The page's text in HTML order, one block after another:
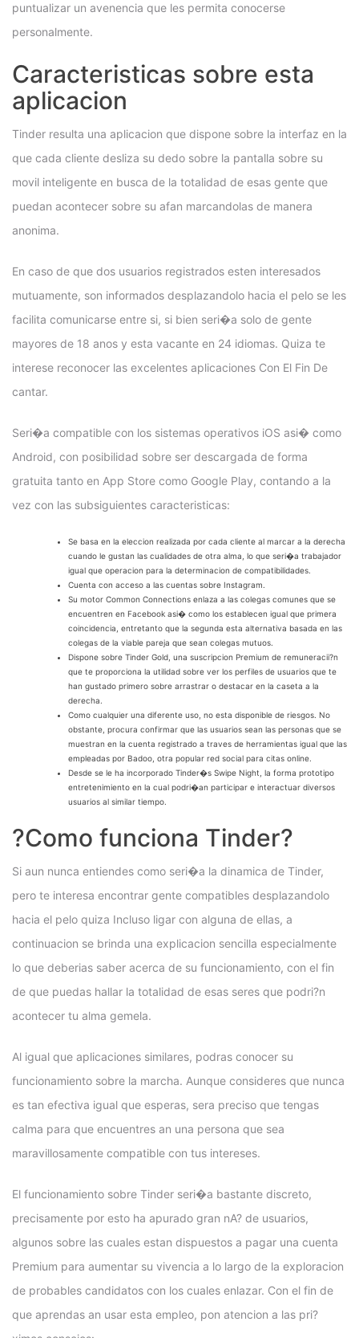
puntualizar un avenencia que les permita conocerse
personalmente.
Caracteristicas sobre esta
aplicacion
Tinder resulta una aplicacion que dispone sobre la interfaz en la
que cada cliente desliza su dedo sobre la pantalla sobre su
movil inteligente en busca de la totalidad de esas gente que
puedan acontecer sobre su afan marcandolas de manera
anonima.
En caso de que dos usuarios registrados esten interesados
mutuamente, son informados desplazandolo hacia el pelo se les
facilita comunicarse entre si, si bien seri�a solo de gente
mayores de 18 anos y esta vacante en 24 idiomas. Quiza te
interese reconocer las excelentes aplicaciones Con El Fin De
cantar.
Seri�a compatible con los sistemas operativos iOS asi� como
Android, con posibilidad sobre ser descargada de forma
gratuita tanto en App Store como Google Play, contando a la
vez con las subsiguientes caracteristicas:
Se basa en la eleccion realizada por cada cliente al marcar a la derecha
cuando le gustan las cualidades de otra alma, lo que seri�a trabajador
igual que operacion para la determinacion de compatibilidades.
Cuenta con acceso a las cuentas sobre Instagram.
Su motor Common Connections enlaza a las colegas comunes que se
encuentren en Facebook asi� como los establecen igual que primera
coincidencia, entretanto que la segunda esta alternativa basada en las
colegas de la viable pareja que sean colegas mutuos.
Dispone sobre Tinder Gold, una suscripcion Premium de remuneracii?n
que te proporciona la utilidad sobre ver los perfiles de usuarios que te
han gustado primero sobre arrastrar o destacar en la caseta a la
derecha.
Como cualquier una diferente uso, no esta disponible de riesgos. No
obstante, procura confirmar que las usuarios sean las personas que se
muestran en la cuenta registrado a traves de herramientas igual que las
empleadas por Badoo, otra popular red social para citas online.
Desde se le ha incorporado Tinder�s Swipe Night, la forma prototipo
entretenimiento en la cual podri�an participar e interactuar diversos
usuarios al similar tiempo.
?Como funciona Tinder?
Si aun nunca entiendes como seri�a la dinamica de Tinder,
pero te interesa encontrar gente compatibles desplazandolo
hacia el pelo quiza Incluso ligar con alguna de ellas, a
continuacion se brinda una explicacion sencilla especialmente
lo que deberias saber acerca de su funcionamiento, con el fin
de que puedas hallar la totalidad de esas seres que podri?n
acontecer tu alma gemela.
Al igual que aplicaciones similares, podras conocer su
funcionamiento sobre la marcha. Aunque consideres que nunca
es tan efectiva igual que esperas, sera preciso que tengas
calma para que encuentres an una persona que sea
maravillosamente compatible con tus intereses.
El funcionamiento sobre Tinder seri�a bastante discreto,
precisamente por esto ha apurado gran nA? de usuarios,
algunos sobre las cuales estan dispuestos a pagar una cuenta
Premium para aumentar su vivencia a lo largo de la exploracion
de probables candidatos con los cuales enlazar. Con el fin de
que aprendas an usar esta empleo, pon atencion a las pri?